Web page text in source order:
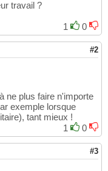
travail ?
1
0
#2
ne plus faire n'importe
exemple lorsque
tant mieux !
1
0
#3